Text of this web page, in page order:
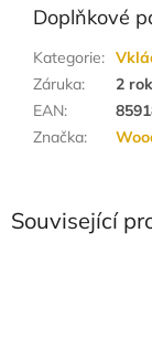
Související
Doplňkové
Kategorie:
Záruka:
2
EAN:
Značka: